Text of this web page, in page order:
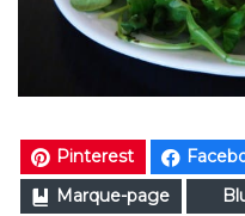
Pinterest
Marque-page